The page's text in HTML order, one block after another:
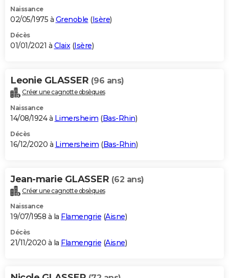
Naissance
02/05/1975 à Grenoble (Isère)
Décès
01/01/2021 à Claix(Isère)
Leonie GLASSER (96 ans)
Créer une cagnotte obsèques
Naissance
14/08/1924 à Limersheim (Bas-Rhin)
Décès
16/12/2020 à Limersheim (Bas-Rhin)
Jean-marie GLASSER (62 ans)
Créer une cagnotte obsèques
Naissance
19/07/1958 à la Flamengrie (Aisne)
Décès
21/11/2020 à la Flamengrie (Aisne)